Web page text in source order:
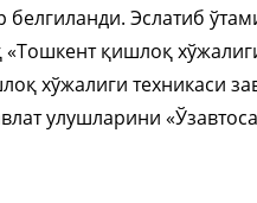
Эслатиб
қишлоқ
хўжалиги техникаси
улушларини